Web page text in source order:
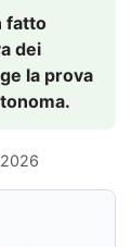
fatto
dei
la prova